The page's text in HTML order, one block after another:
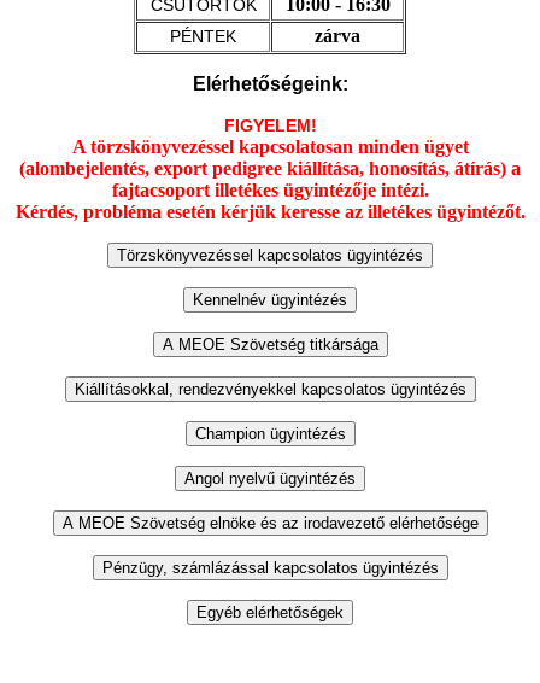
CSÜTÖRTÖK
PÉNTEK zárva
Elérhetőségeink:
FIGYELEM!
A törzskönyvezéssel kapcsolatosan minden ügyet
(alombejelentés, export pedigree kiállítása, honosítás, átírás) a
fajtacsoport illetékes ügyintézője intézi.
Kérdés, probléma esetén kérjük keresse az illetékes ügyintézőt.